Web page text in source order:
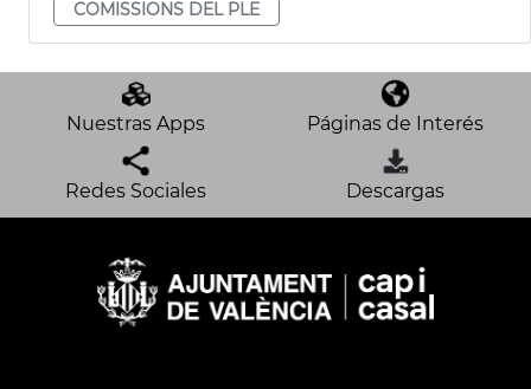
COMISSIONS DEL PLE
Nuestras Apps Páginas de Interés
Redes Sociales Descargas